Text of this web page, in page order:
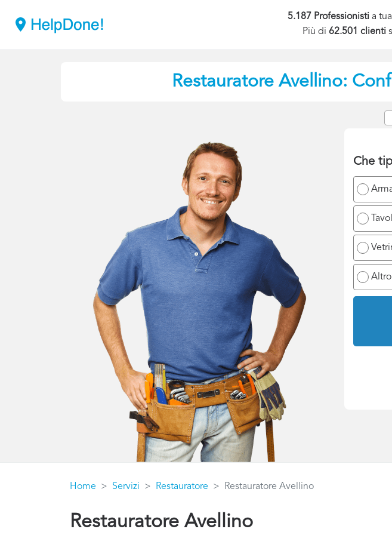
5.187 Professionisti a
Più di62.501 clienti
Restauratore Avellino:
Che
Altro
Home Servizi Restauratore Restauratore Avellino
Restauratore Avellino